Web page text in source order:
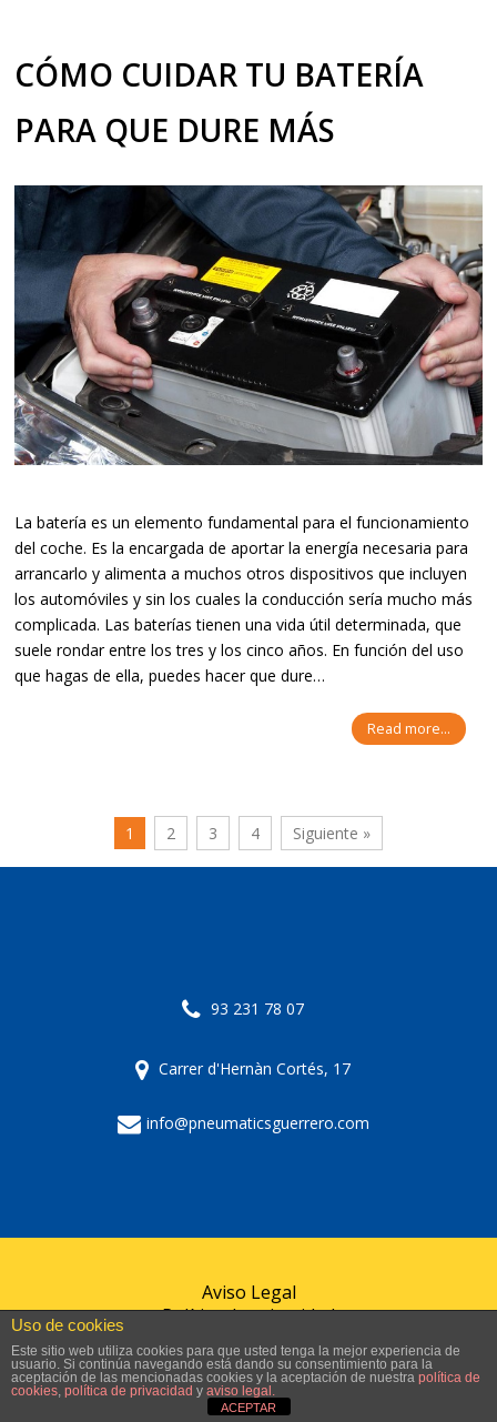
CÓMO CUIDAR TU BATERÍA
PARA QUE DURE MÁS
La batería es un elemento fundamental para el funcionamiento
del coche. Es la encargada de aportar la energía necesaria para
arrancarlo y alimenta a muchos otros dispositivos que incluyen
los automóviles y sin los cuales la conducción sería mucho más
complicada. Las baterías tienen una vida útil determinada, que
suele rondar entre los tres y los cinco años. En función del uso
que hagas de ella, puedes hacer que dure…
Read more...
1 2 3 4 Siguiente »
93 231 78 07
Carrer d'Hernàn Cortés, 17
info@pneumaticsguerrero.com
Aviso Legal
Política de privacidad
© 2024 Pneumàtics Guerrero
Uso de cookies
Este sitio web utiliza cookies para que usted tenga la mejor experiencia de
usuario. Si continúa navegando está dando su consentimiento para la
aceptación de las mencionadas cookies y la aceptación de nuestra política de
cookies, política de privacidad y aviso legal.
ACEPTAR